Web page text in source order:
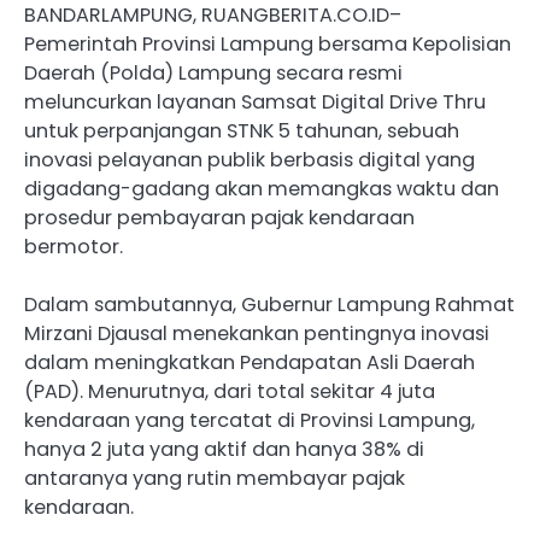
BANDARLAMPUNG, RUANGBERITA.CO.ID–
Pemerintah Provinsi Lampung bersama Kepolisian
Daerah (Polda) Lampung secara resmi
meluncurkan layanan Samsat Digital Drive Thru
untuk perpanjangan STNK 5 tahunan, sebuah
inovasi pelayanan publik berbasis digital yang
digadang-gadang akan memangkas waktu dan
prosedur pembayaran pajak kendaraan
bermotor.
Dalam sambutannya, Gubernur Lampung Rahmat
Mirzani Djausal menekankan pentingnya inovasi
dalam meningkatkan Pendapatan Asli Daerah
(PAD). Menurutnya, dari total sekitar 4 juta
kendaraan yang tercatat di Provinsi Lampung,
hanya 2 juta yang aktif dan hanya 38% di
antaranya yang rutin membayar pajak
kendaraan.